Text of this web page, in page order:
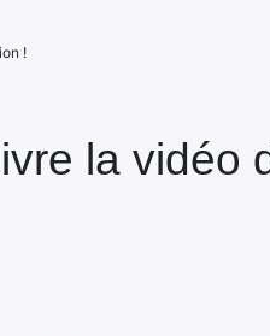
la vidéo
!